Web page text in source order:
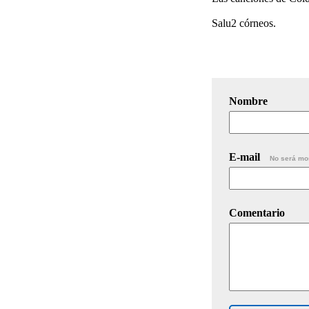
Salu2 córneos.
Nombre
E-mail No será
Comentario